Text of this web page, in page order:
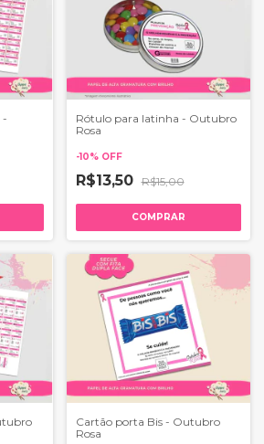
-
Rótulo para latinha - Outubro
Rosa
-10% OFF
R$13,50 R$15,00
COMPRAR
Cartão porta Bis - Outubro
Rosa